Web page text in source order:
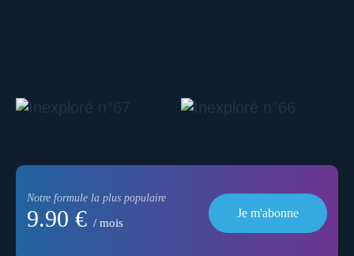
Notre formule la plus populaire
9.90 € / mois
Je m'abonne